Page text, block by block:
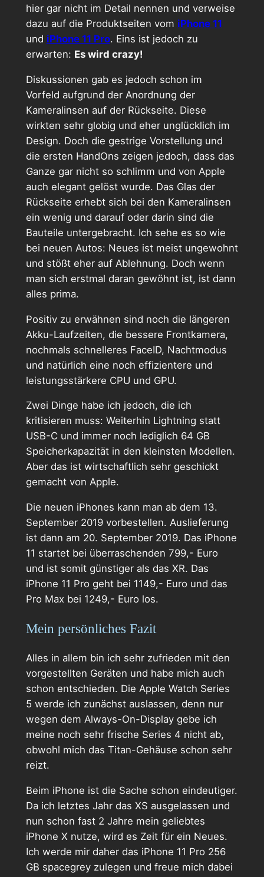
hier gar nicht im Detail nennen und verweise
dazu auf die Produktseiten vom iPhone 11
und iPhone 11 Pro. Eins ist jedoch zu
erwarten: Es wird crazy!
Diskussionen gab es jedoch schon im
Vorfeld aufgrund der Anordnung der
Kameralinsen auf der Rückseite. Diese
wirkten sehr globig und eher unglücklich im
Design. Doch die gestrige Vorstellung und
die ersten HandOns zeigen jedoch, dass das
Ganze gar nicht so schlimm und von Apple
auch elegant gelöst wurde. Das Glas der
Rückseite erhebt sich bei den Kameralinsen
ein wenig und darauf oder darin sind die
Bauteile untergebracht. Ich sehe es so wie
bei neuen Autos: Neues ist meist ungewohnt
und stößt eher auf Ablehnung. Doch wenn
man sich erstmal daran gewöhnt ist, ist dann
alles prima.
Positiv zu erwähnen sind noch die längeren
Akku-Laufzeiten, die bessere Frontkamera,
nochmals schnelleres FaceID, Nachtmodus
und natürlich eine noch effizientere und
leistungsstärkere CPU und GPU.
Zwei Dinge habe ich jedoch, die ich
kritisieren muss: Weiterhin Lightning statt
USB-C und immer noch lediglich 64 GB
Speicherkapazität in den kleinsten Modellen.
Aber das ist wirtschaftlich sehr geschickt
gemacht von Apple.
Die neuen iPhones kann man ab dem 13.
September 2019 vorbestellen. Auslieferung
ist dann am 20. September 2019. Das iPhone
11 startet bei überraschenden 799,- Euro
und ist somit günstiger als das XR. Das
iPhone 11 Pro geht bei 1149,- Euro und das
Pro Max bei 1249,- Euro los.
Mein persönliches Fazit
Alles in allem bin ich sehr zufrieden mit den
vorgestellten Geräten und habe mich auch
schon entschieden. Die Apple Watch Series
5 werde ich zunächst auslassen, denn nur
wegen dem Always-On-Display gebe ich
meine noch sehr frische Series 4 nicht ab,
obwohl mich das Titan-Gehäuse schon sehr
reizt.
Beim iPhone ist die Sache schon eindeutiger.
Da ich letztes Jahr das XS ausgelassen und
nun schon fast 2 Jahre mein geliebtes
iPhone X nutze, wird es Zeit für ein Neues.
Ich werde mir daher das iPhone 11 Pro 256
GB spacegrey zulegen und freue mich dabei